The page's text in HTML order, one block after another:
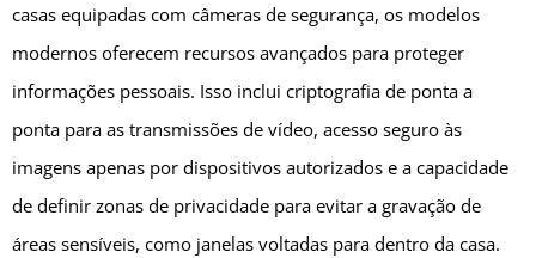
casas equipadas com câmeras de segurança, os modelos
modernos oferecem recursos avançados para proteger
informações pessoais. Isso inclui criptografia de ponta a
ponta para as transmissões de vídeo, acesso seguro às
imagens apenas por dispositivos autorizados e a capacidade
de definir zonas de privacidade para evitar a gravação de
áreas sensíveis, como janelas voltadas para dentro da casa.